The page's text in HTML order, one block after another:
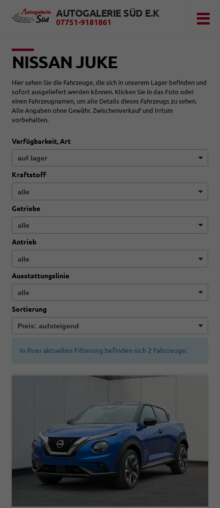
AUTOGALERIE SÜD E.K
07751-9181861
NISSAN JUKE
Hier sehen Sie die Fahrzeuge, die sich in unserem Lager befinden und
sofort ausgeliefert werden können. Klicken Sie in das Foto oder
einen Fahrzeugnamen, um alle Details dieses Fahrzeugs zu sehen.
Alle Angaben ohne Gewähr. Zwischenverkauf und Irrtum
vorbehalten.
Verfügbarkeit, Art
Kraftstoff
Getriebe
Antrieb
Ausstattungslinie
Sortierung
In Ihrer aktuellen Filterung befinden sich 2 Fahrzeuge: